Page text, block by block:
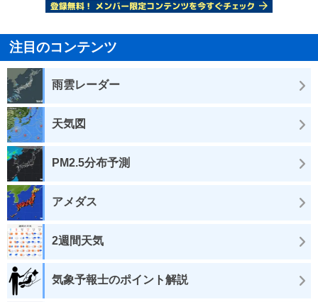
注目のコンテンツ
雨雲レーダー
天気図
PM2.5分布予測
アメダス
2週間天気
気象予報士のポイント解説